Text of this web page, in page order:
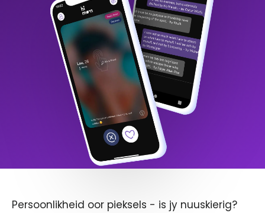
Persoonlikheid oor pieksels - is jy nuuskierig?